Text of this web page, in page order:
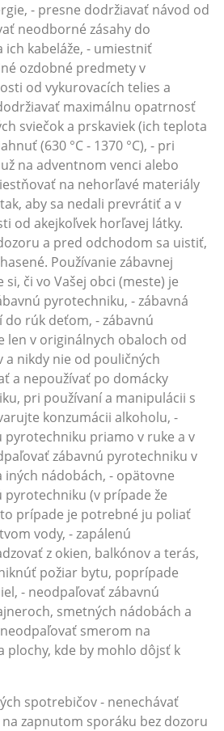
- presne dodržiavať návod od
neodborné zásahy do
ich kabeláže, - umiestniť
ozdobné predmety v
od vykurovacích telies a
maximálnu opatrnosť
sviečok a prskaviek (ich teplota
(630 °C - 1370 °C), - pri
na adventnom venci alebo
na nehorľavé materiály
aby sa nedali prevrátiť a v
od akejkoľvek horľavej látky.
a pred odchodom sa uistiť,
Používanie zábavnej
či vo Vašej obci (meste) je
pyrotechniku, - zábavná
rúk deťom, - zábavnú
len v originálnych obaloch od
a nikdy nie od pouličných
a nepoužívať po domácky
pri používaní a manipulácii s
konzumácii alkoholu, -
pyrotechniku priamo v ruke a v
zábavnú pyrotechniku v
iných nádobách, - opätovne
pyrotechniku (v prípade že
prípade je potrebné ju poliať
vody, - zapálenú
z okien, balkónov a terás,
požiar bytu, poprípade
- neodpaľovať zábavnú
smetných nádobách a
smerom na
plochy, kde by mohlo dôjsť k
spotrebičov - nenechávať
zapnutom sporáku bez dozoru